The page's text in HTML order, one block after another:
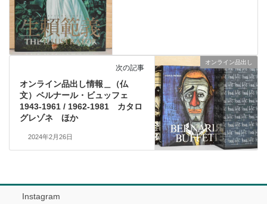
オンライン品出し
次の記事
オンライン品出し情報＿（仏
文）ベルナール・ビュッフェ
1943-1961 / 1962-1981 カタロ
グレゾネ ほか
2024年2月26日
Instagram